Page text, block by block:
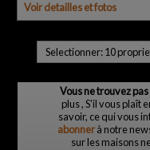
Voir detailles et fotos
Selectionner:10
Vous ne trouvez
plus, S'il vous plaît
savoir, ce qui vous
abonnerà notre
sur les maisons